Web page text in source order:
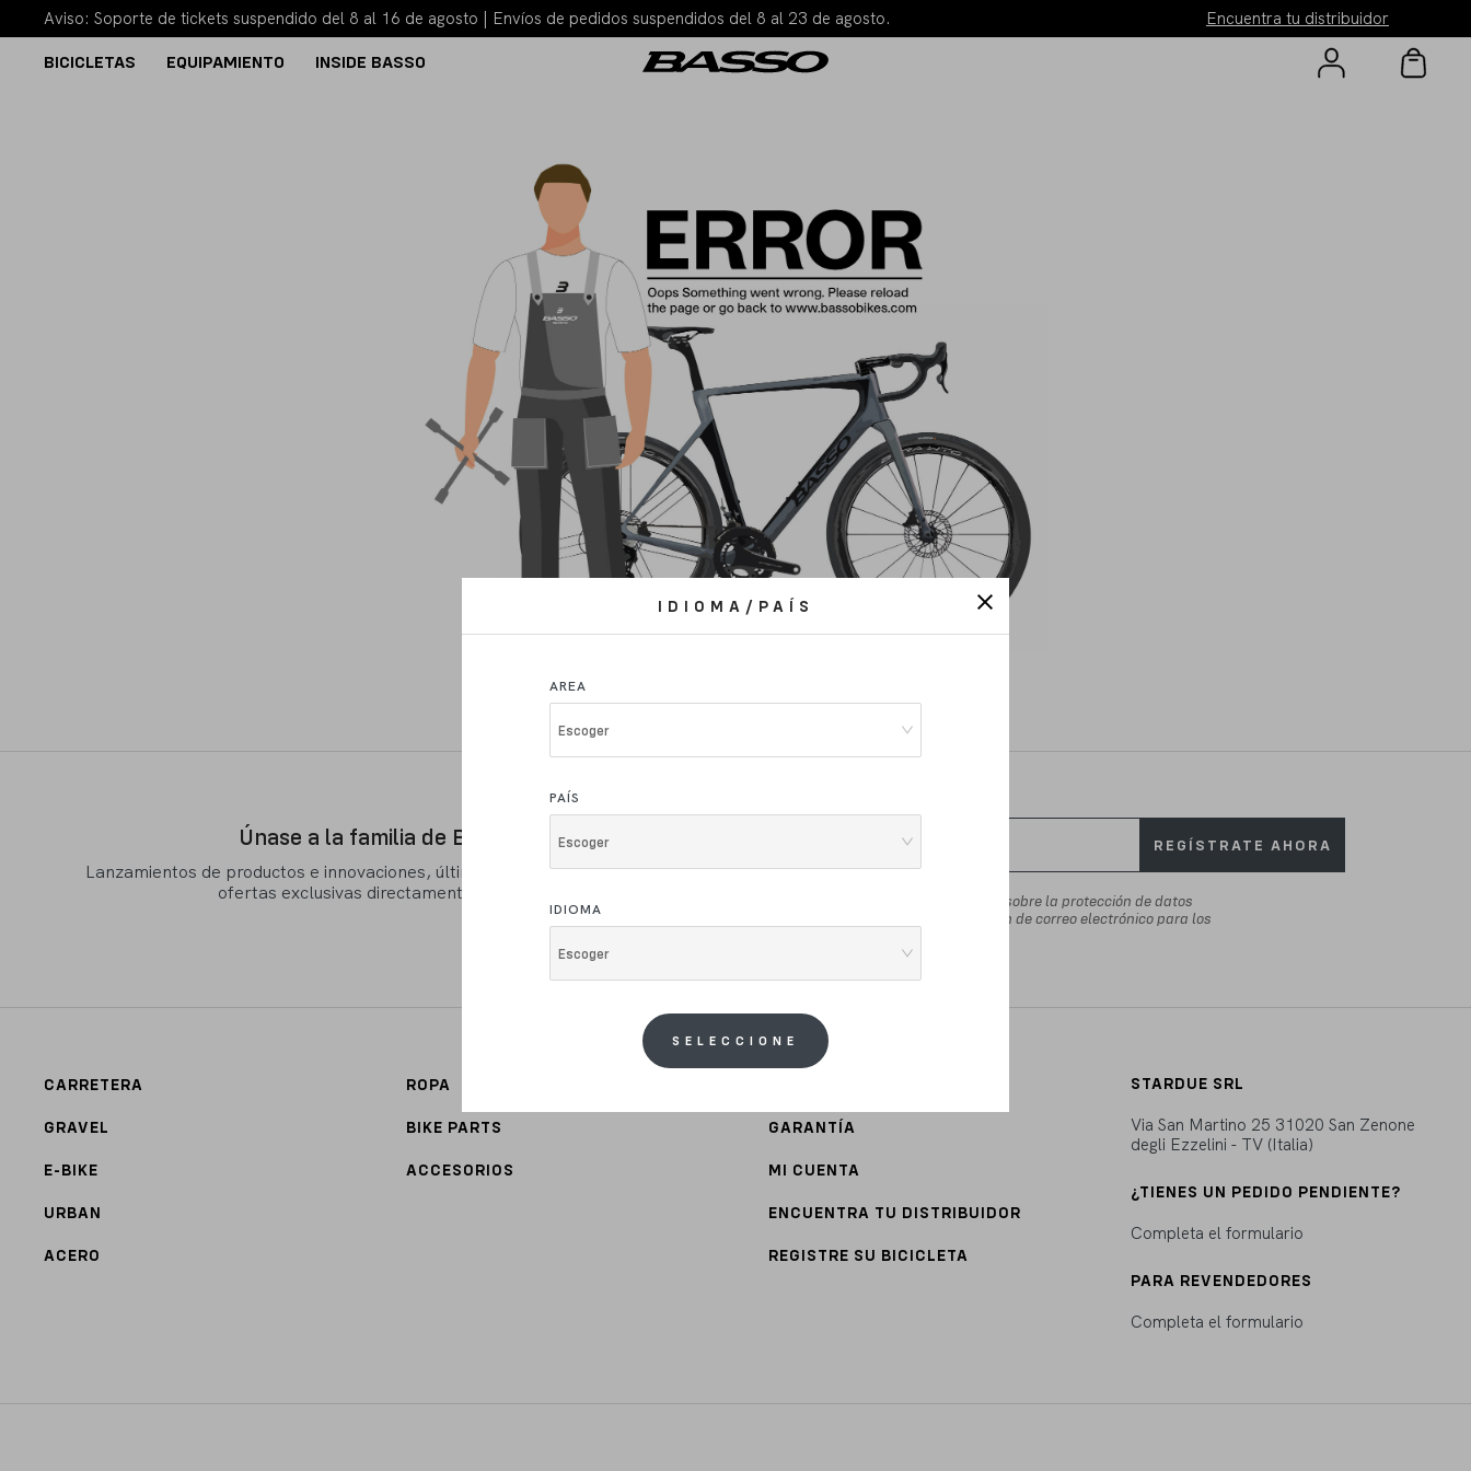
IDIOMA/PAÍS
AREA
Escoger
PAÍS
Escoger
IDIOMA
Escoger
SELECCIONE
Aviso: Soporte de tickets suspendido del 8 al 16 de agosto | Envíos de pedidos suspendidos del 8 al 23 de agosto.
Encuentra tu distribuidor
BICICLETAS
EQUIPAMIENTO INSIDE BASSO
Únase a la familia de Basso Bikes
Lanzamientos de productos e innovaciones, últimas noticias y
ofertas exclusivas directamente a su E-mail.
REGÍSTRATE AHORA
sobre la protección de datos
personales y autorizo el tratamiento de mi dirección de correo electrónico para los
CARRETERA
GRAVEL
E-BIKE
URBAN
ACERO
ROPA
BIKE PARTS
ACCESORIOS
GARANTÍA
MI CUENTA
ENCUENTRA TU DISTRIBUIDOR
REGISTRE SU BICICLETA
STARDUE SRL
Via San Martino 25 31020 San Zenone
degli Ezzelini - TV (Italia)
¿TIENES UN PEDIDO PENDIENTE?
Completa el formulario
PARA REVENDEDORES
Completa el formulario